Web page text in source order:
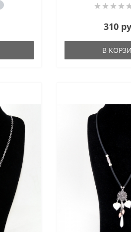
310
В